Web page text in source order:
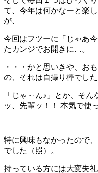
て、今年は何かなーと楽
が、
今回はフツーに「じゃあ
たカンジでお開きに…。
・・・かと思いきや、お
の、それは自撮り棒でした
「じゃ～ん♪」とか、そ
ッ、先輩ッ！！ 本気で使
特に興味もなかったので
でした（照）。
持っている方には大変失